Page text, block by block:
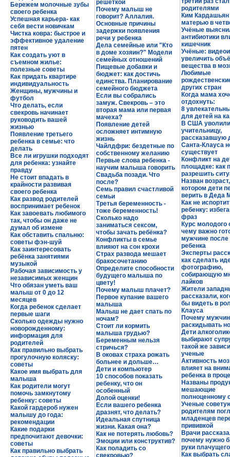
родителями
Ким Кардашьян
матерью в
Учёные
антибиотики
кишечник
Учёные:
увеличить
вещества в
Любимые
других стран
Когда мама
отдохнуть:
8
для детей на
В США уволили
учительницу,
рассказавшую
Санта-Клауса
существует
Конфликт на
площадке: как
разрешить
Назван
котором дети
верить в Деда
Как не
ребенку:
фраз
Курс молодого
чему важно
мужчине
ребенка
Эксперты
как сделать
фотографию,
собирающую
лайков
Жители
рассказали,
бы видеть в
Клауса
Почему
раскидывать
Дети
выбирают
такой же
ученые
Активность
влияет на
ребенка в
Названы
мешающие
полноценному
Ученые
родителям
младенцев
прививкой
Врачи
почему нужно
руки
Как выбрать
Бережем молочные зубы
своего ребенка
Успешная карьера- как
себя вести новичкам
Чистка ковра: быстрое и
эффективное удаление
пятен
Как создать уют в
съемном жилье:
полезные советы
Как придать квартире
индивидуальность
Женщины, мужчины и
футбол
Что делать, если
свекровь начинает
руководить вашей
жизнью
Появление третьего
ребенка в семье: что
делать
Все ли игрушки подходят
для ребенка: узнайте
правду
Не стоит впадать в
крайности развивая
своего ребенка
Как развод родителей
воспринимает ребенок
Как завоевать любимого
так, чтобы он даже не
думал об измене
Как обставить спальню:
советы фэн-шуй
Как заинтересовать
ребёнка занятиями
музыкой
Рабочая зависимость у
независимых женщин
Что обязан уметь ваш
малыш от 0 до 12
месяцев
Когда ребенок сделает
первые шаги
Сколько одежды нужно
новорожденному:
информация для
родителей
Как правильно выбрать
прогулочную коляску:
советы
Какое имя выбрать для
малыша
Как родители могут
помочь замкнутому
ребенку: советы
Какой гардероб нужен
малышу до года:
рекомендации
Какие подарки
предпочитают девочки:
советы
Как правильно выбрать
решеткой
Почему малыш не
говорит? Аллалия.
Основные причины
задержки появления
речи у ребенка
Дела семейные или "Кто
в доме хозяин?" Модели
семейных отношений
Пищевые добавки и
бюджет: как достичь
единства. Планирование
семейного бюджета
Если вы собрались
замуж. Свекровь – это
вторая мама или первая
мачеха?
Появление детей
осложняет интимную
жизнь
Чайлдфри: бездетные по
собственному желанию
Первые слова ребенка -
научим малыша говорить
Свадьба позади. Что
после?
Семь правил счастливой
семьи
Третья беременность -
тоже беременность!
Сколько надо
заниматься сексом,
чтобы зачать ребёнка?
Конфликты в семье
влияют на сон крохи
Страх развода мешает
бракосочетанию
Определите способности
будущего малыша по
цвету!
Почему малыш плачет?
Первое купание вашего
малыша
Малыш не дает спать по
ночам?
Стоит ли кормить
малыша грудью?
Беременным нельзя
стричься?
В оковах страха рожать
больнее и дольше…
Дети и компьютер
10 способов показать
ребенку, что он
особенный
Долой оценки!
Если вашего ребенка
дразнят, что делать?
Идеальная спутница
жизни. Какая она?
Как не потерять любовь?
Эмоции или конструктив?
Как поладить со
свекровью?